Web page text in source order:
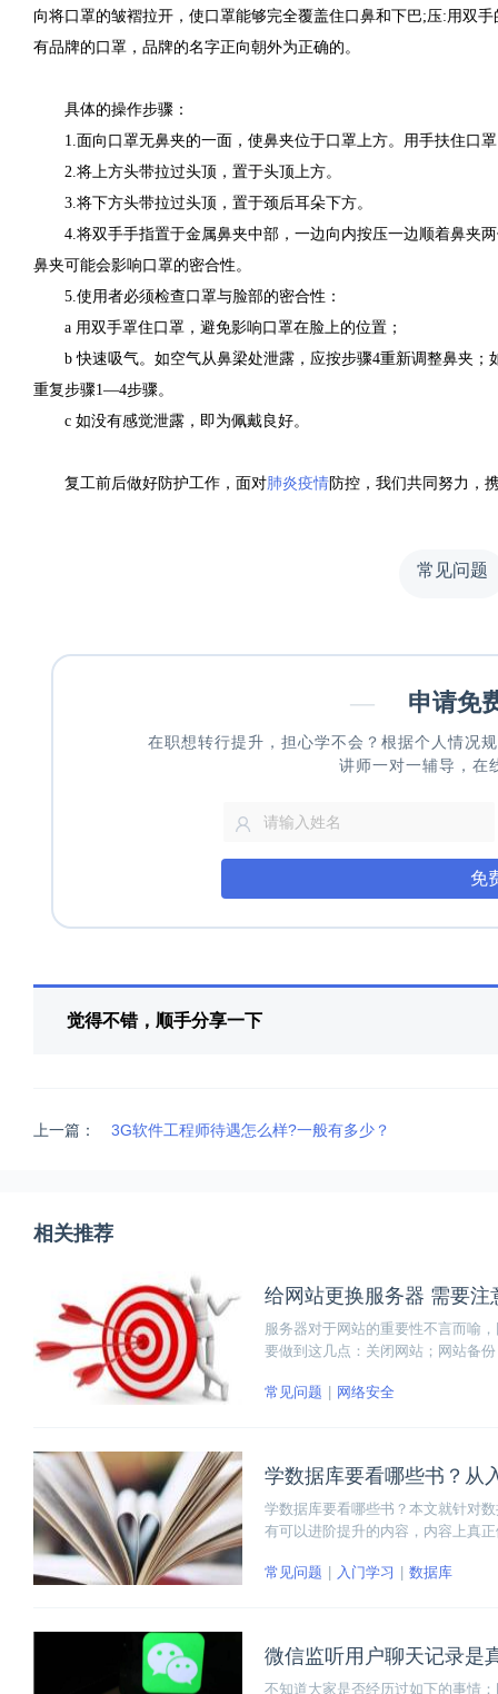
向将口罩的皱褶拉开，使口罩能够完全覆盖住口鼻和下巴;压:用双
有品牌的口罩，品牌的名字正向朝外为正确的。
具体的操作步骤：
1.面向口罩无鼻夹的一面，使鼻夹位于口罩上方。用手扶住口
2.将上方头带拉过头顶，置于头顶上方。
3.将下方头带拉过头顶，置于颈后耳朵下方。
4.将双手手指置于金属鼻夹中部，一边向内按压一边顺着鼻夹
鼻夹可能会影响口罩的密合性。
5.使用者必须检查口罩与脸部的密合性：
a 用双手罩住口罩，避免影响口罩在脸上的位置；
b 快速吸气。如空气从鼻梁处泄露，应按步骤4重新调整鼻夹
重复步骤1—4步骤。
c 如没有感觉泄露，即为佩戴良好。
复工前后做好防护工作，面对肺炎疫情防控，我们共同努力，
常见问题
— 申请免
在职想转行提升，担心学不会？根据个人情况
讲师一对一辅导，在
免
觉得不错，顺手分享一下
上一篇： 3G软件工程师待遇怎么样?一般有多少？
相关推荐
给网站更换服务器 需要注
服务器对于网站的重要性不言而喻
要做到这几点：关闭网站；网站备
常见问题 网络安全
学数据库要看哪些书？从
学数据库要看哪些书？本文就针对
有可以进阶提升的内容，内容上真
常见问题 入门学习 数据库
微信监听用户聊天记录是
不知道大家是否经历过如下的事情